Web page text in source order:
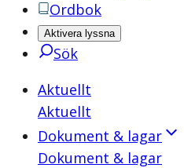
Ordbok
Aktivera lyssna
Sök
Aktuellt
Aktuellt
Dokument & lagar
Dokument & lagar